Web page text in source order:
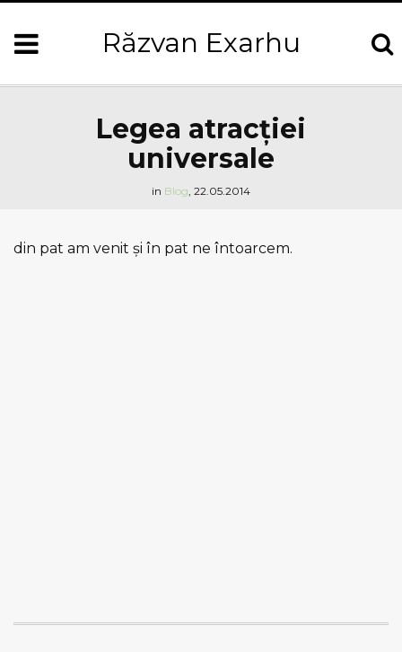
Răzvan Exarhu
Legea atracţiei
universale
in Blog, 22.05.2014
din pat am venit şi în pat ne întoarcem.